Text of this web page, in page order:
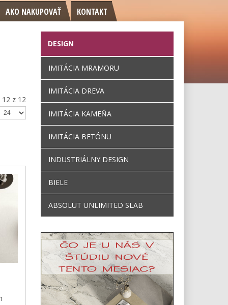
AKO NAKUPOVAŤ KONTAKT
12 z 12
DESIGN
IMITÁCIA MRAMORU
IMITÁCIA DREVA
IMITÁCIA KAMEŇA
IMITÁCIA BETÓNU
INDUSTRIÁLNY DESIGN
BIELE
ABSOLUT UNLIMITED SLAB